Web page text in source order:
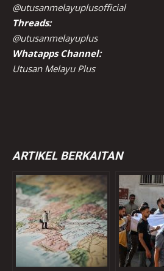
@utusanmelayuplusofficial
Threads:
@utusanmelayuplus
Whatapps Channel:
Utusan Melayu Plus
ARTIKEL BERKAITAN